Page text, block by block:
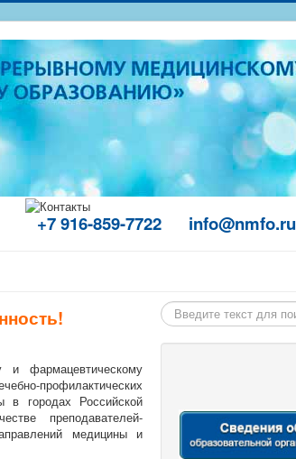
+7 916-859-7722 info@nmfo.ru
и фармацевтическому
профилактических
городах Российской
преподавателей-
медицины и
Найти